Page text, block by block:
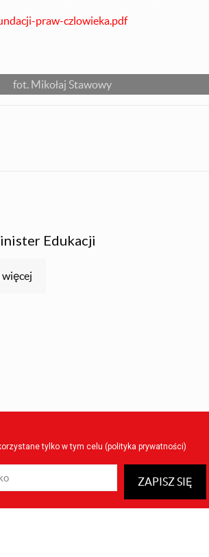
fot. Mikołaj Stawowy
praw-czlowieka.pdf
Edukacji
więcej
tylko w tym celu (polityka prywatności)